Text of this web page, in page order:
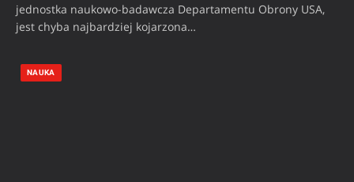
jednostka naukowo-badawcza Departamentu Obrony USA,
jest chyba najbardziej kojarzona…
NAUKA